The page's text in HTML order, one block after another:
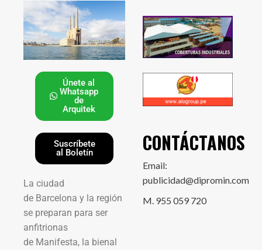
Únete al
Whatsapp
de
Arquitek
Suscríbete
al Boletín
La ciudad
de Barcelona y la región
se preparan para ser
anfitrionas
de Manifesta, la bienal
CONTÁCTANOS
Email:
publicidad@dipromin.com
M. 955 059 720